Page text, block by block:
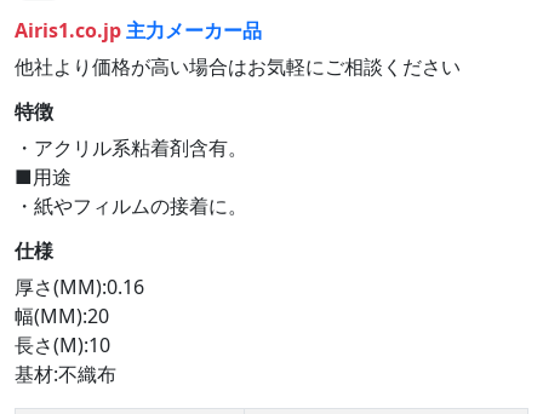
Airis1.co.jp主力メーカー品
他社より価格が高い場合はお気軽にご相談ください
特徴
・アクリル系粘着剤含有。
■用途
・紙やフィルムの接着に。
仕様
厚さ(MM):0.16
幅(MM):20
長さ(M):10
基材:不織布